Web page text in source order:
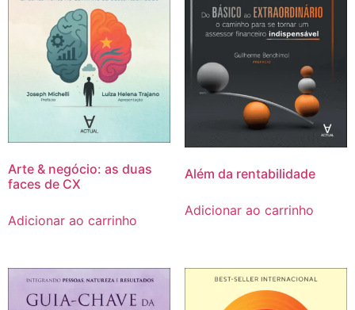
Arte & negócio: as duas
faces de CX
Adicionar ao carrinho
Além da rentabilidade
Adicionar ao carrinho